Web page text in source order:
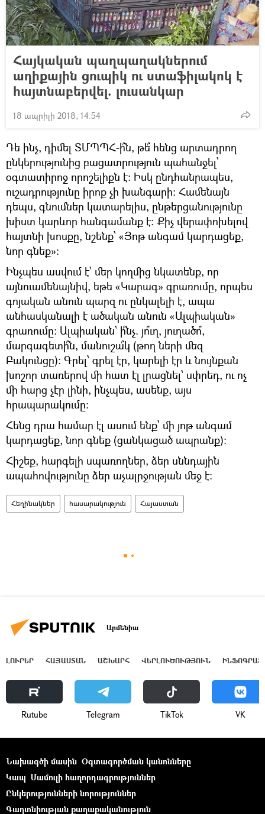
Հայկական պաղպաղակներում
աղիքային ցուպիկ ու ստաֆիլակոկ է
հայտնաբերվել. լուսանկար
18 ապրիլի 2018, 14:54
Դե ինչ, դիմել ՏՄՊՊՀ-ի՞ն, թե՞ հենց արտադրող
ընկերությունից բացատրություն պահանջել՝
օգտատիրոջ որոշելիքն է: Իսկ ընդհանրապես,
ուշադրությունը իրոք չի խանգարի: Համենայն
դեպս, գնումներ կատարելիս, ընթերցանությունը
խիստ կարևոր հանգամանք է: Քիչ վերափոխելով
հայտնի խոսքը, նշենք՝ «Յոթ անգամ կարդացեք,
նոր գնեք»:
Ինչպես ասվում է՝ մեր կողմից նկատենք, որ
այնուամենայնիվ, եթե «Կարագ» գրառումը, որպես
գոյական անուն պարզ ու ընկալելի է, ապա
անհասկանալի է ածական անուն «Ալպիական»
գրառումը: Ալպիական՝ ի՞նչ. յո՞ւղ, յուղածո՞,
մարգագետի՞ն, մանուշա՞կ (թող ների մեզ
Բակունցը): Գրել՝ գրել էր, կարելի էր և նույնքան
խոշոր տառերով մի հատ էլ լրացնել՝ սփրեդ, ու ոչ
մի հարց չէր լինի, ինչպես, ասենք, այս
հրապարակումը:
Հենց դրա համար էլ ասում ենք՝ մի յոթ անգամ
կարդացեք, նոր գնեք (ցանկացած ապրանք):
Հիշեք, հարգելի սպառողներ, ձեր սննդային
ապահովությունը ձեր աչալրջության մեջ է:
Հեղինակներ հասարակություն Հայաստան
Արմենիա
ԼՈՒՐԵՐ ՀԱՅԱՍՏԱՆ ԱՇԽԱՐՀ ՎԵՐԼՈՒԾՈՒԹՅՈՒՆ
Rutube Telegram ТikТоk VK
Նախագծի մասին Օգտագործման կանոնները
Կապ Մամուլի հաղորդագրություններ
Ընկերությունների նորություններ
Գաղտնիության քաղաքականություն